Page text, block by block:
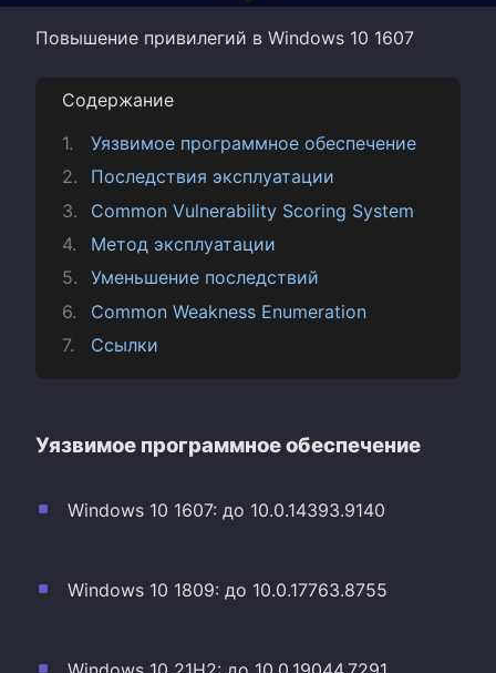
Повышение привилегий в Windows 10 1607
Содержание
Уязвимое программное обеспечение
Последствия эксплуатации
Common Vulnerability Scoring System
Метод эксплуатации
Уменьшение последствий
Common Weakness Enumeration
Ссылки
Уязвимое программное обеспечение
Windows 10 1607: до 10.0.14393.9140
Windows 10 1809: до 10.0.17763.8755